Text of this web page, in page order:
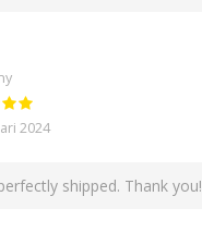
2024
shipped. Thank you!